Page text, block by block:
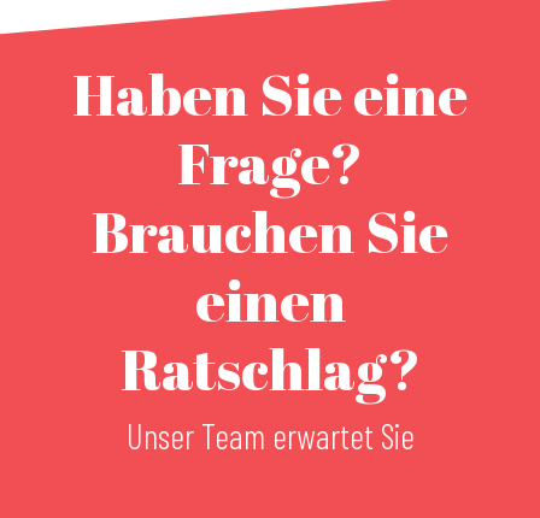
Haben Sie eine
Frage?
Brauchen Sie
einen
Ratschlag?
Unser Team erwartet Sie